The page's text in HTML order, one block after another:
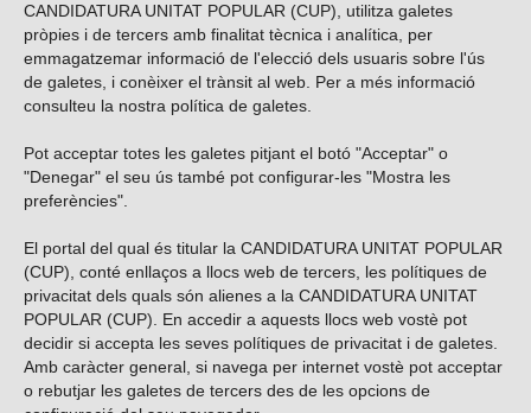
CANDIDATURA UNITAT POPULAR (CUP), utilitza galetes
pròpies i de tercers amb finalitat tècnica i analítica, per
emmagatzemar informació de l'elecció dels usuaris sobre l'ús
de galetes, i conèixer el trànsit al web. Per a més informació
consulteu la nostra política de galetes
Pot acceptar totes les galetes pitjant el botó "Acceptar" o
"Denegar" el seu ús també pot configurar-les "Mostra les
preferències".
El portal del qual és titular la CANDIDATURA UNITAT POPULAR
(CUP), conté enllaços a llocs web de tercers, les polítiques de
privacitat dels quals són alienes a la CANDIDATURA UNITAT
POPULAR (CUP). En accedir a aquests llocs web vostè pot
decidir si accepta les seves polítiques de privacitat i de galetes.
Amb caràcter general, si navega per internet vostè pot acceptar
o rebutjar les galetes de tercers des de les opcions de
Vols subscriure’t al nostre butlletí?
ENVIAR
Troba’ns a les xarxes socials